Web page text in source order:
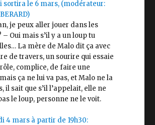
sortira le 6 mars, (modérateur:
je peux aller jouer dans les
– Oui mais s’il y a un loup tu
La mère de Malo dit ça avec
de travers, un sourire qui essaie
complice, de faire une
ça ne lui va pas, et Malo ne la
il sait que s’il l’appelait, elle ne
le loup, personne ne le voit.
4 mars à partir de 19h30: